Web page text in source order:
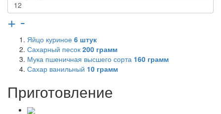
+ -
Яйцо куриное 6 штук
Сахарный песок 200 грамм
Мука пшеничная высшего сорта 160 грамм
Сахар ванильный 10 грамм
Приготовление